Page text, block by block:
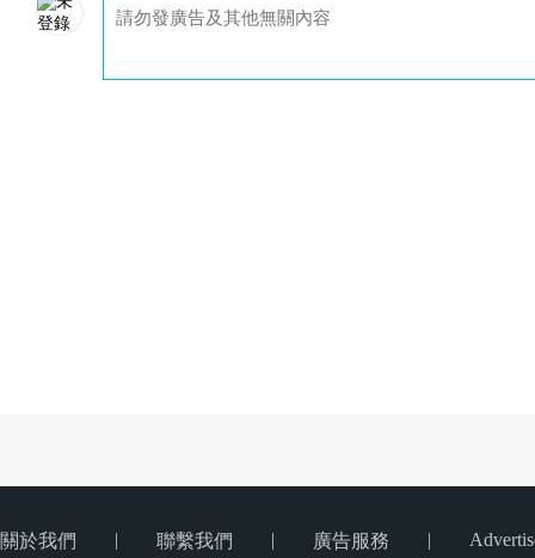
關於我們 | 聯繫我們 | 廣告服務 |